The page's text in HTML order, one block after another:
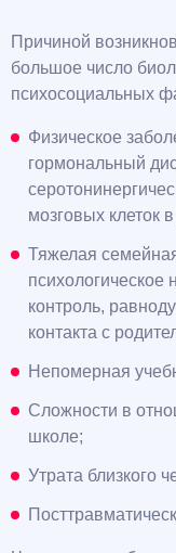
Причиной
большое число
психосоциальных
Физическое
гормональный
мозговых клеток
Тяжелая
психологическое
контроль,
контакта с
Непомерная
Сложности в
школе;
Утрата близкого